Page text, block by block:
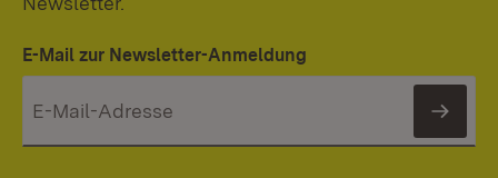
E-Mail zur Newsletter-Anmeldung